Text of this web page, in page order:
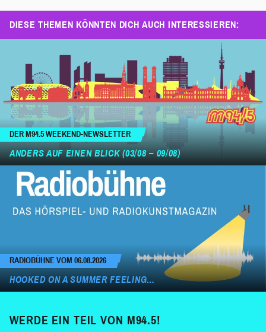
DIESE THEMEN KÖNNTEN DICH AUCH INTERESSIEREN:
DER M94.5 WEEKEND-NEWSLETTER
ANDERS AUF EINEN BLICK (03/08 – 09/08)
RADIOBÜHNE VOM 06.08.2026
HOOKED ON A SUMMER FEELING…
WERDE EIN TEIL VON M94.5!